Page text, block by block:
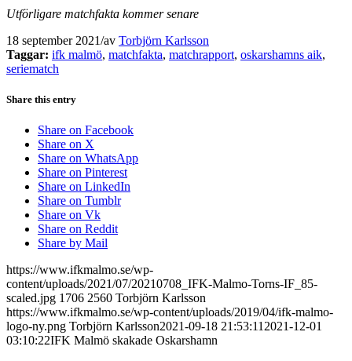
Utförligare matchfakta kommer senare
18 september 2021/av Torbjörn Karlsson
Taggar: ifk malmö, matchfakta, matchrapport, oskarshamns aik,
seriematch
Share this entry
Share on Facebook
Share on X
Share on WhatsApp
Share on Pinterest
Share on LinkedIn
Share on Tumblr
Share on Vk
Share on Reddit
Share by Mail
https://www.ifkmalmo.se/wp-
content/uploads/2021/07/20210708_IFK-Malmo-Torns-IF_85-
scaled.jpg 1706 2560 Torbjörn Karlsson
https://www.ifkmalmo.se/wp-content/uploads/2019/04/ifk-malmo-
logo-ny.png Torbjörn Karlsson2021-09-18 21:53:11 2021-12-01
03:10:22IFK Malmö skakade Oskarshamn